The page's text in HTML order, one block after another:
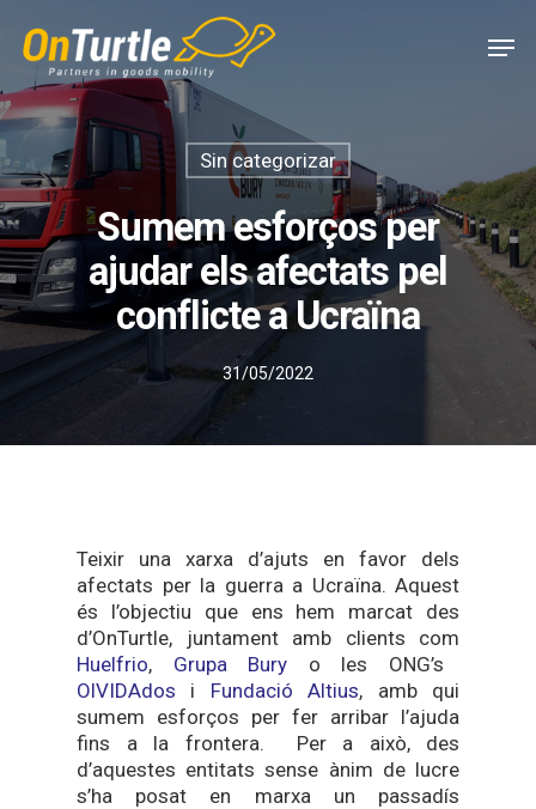
main
content
Sin categorizar
Sumem esforços per
ajudar els afectats pel
conflicte a Ucraïna
31/05/2022
Teixir una xarxa d’ajuts en favor dels
afectats per la guerra a Ucraïna. Aquest
és l’objectiu que ens hem marcat des
d’OnTurtle, juntament amb clients com
Huelfrio, Grupa Bury o les ONG’s
OlVIDAdos i Fundació Altius, amb qui
sumem esforços per fer arribar l’ajuda
fins a la frontera. Per a això, des
d’aquestes entitats sense ànim de lucre
s’ha posat en marxa un passadís